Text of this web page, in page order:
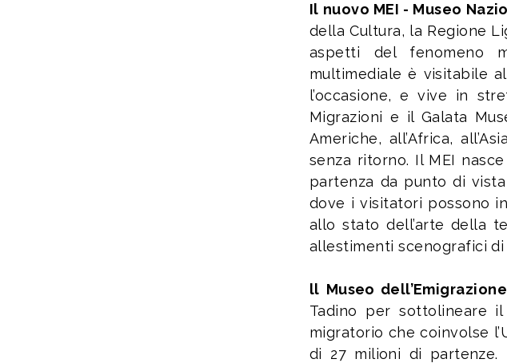
Il nuovo MEI - Museo
della Cultura, la Regione
aspetti del fenomeno
multimediale è visitabile
l’occasione, e vive in
Migrazioni e il Galata
Americhe, all’Africa,
senza ritorno. Il MEI
partenza da punto di
dove i visitatori possono
allo stato dell’arte della
allestimenti scenografici
ll Museo
Tadino per sottolineare
migratorio che coinvolse
di 27 milioni di partenze.